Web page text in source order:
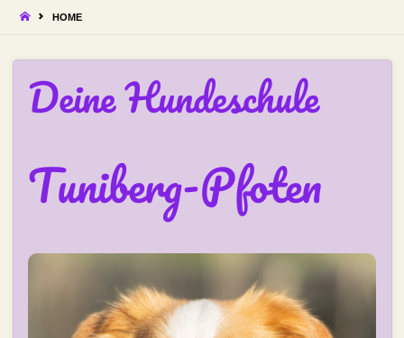
STARTHOME
Deine Hundeschule
Tuniberg-Pfoten